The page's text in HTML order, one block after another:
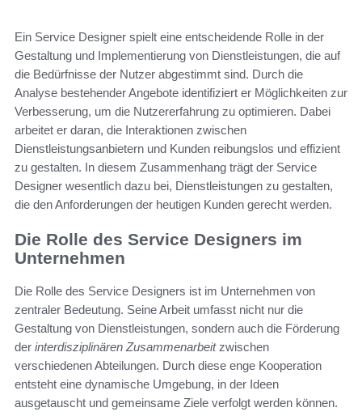
Ein Service Designer spielt eine entscheidende Rolle in der
Gestaltung und Implementierung von Dienstleistungen, die auf
die Bedürfnisse der Nutzer abgestimmt sind. Durch die
Analyse bestehender Angebote identifiziert er Möglichkeiten zur
Verbesserung, um die Nutzererfahrung zu optimieren. Dabei
arbeitet er daran, die Interaktionen zwischen
Dienstleistungsanbietern und Kunden reibungslos und effizient
zu gestalten. In diesem Zusammenhang trägt der Service
Designer wesentlich dazu bei, Dienstleistungen zu gestalten,
die den Anforderungen der heutigen Kunden gerecht werden.
Die Rolle des Service Designers im
Unternehmen
Die Rolle des Service Designers ist im Unternehmen von
zentraler Bedeutung. Seine Arbeit umfasst nicht nur die
Gestaltung von Dienstleistungen, sondern auch die Förderung
der interdisziplinären Zusammenarbeitzwischen
verschiedenen Abteilungen. Durch diese enge Kooperation
entsteht eine dynamische Umgebung, in der Ideen
ausgetauscht und gemeinsame Ziele verfolgt werden können.